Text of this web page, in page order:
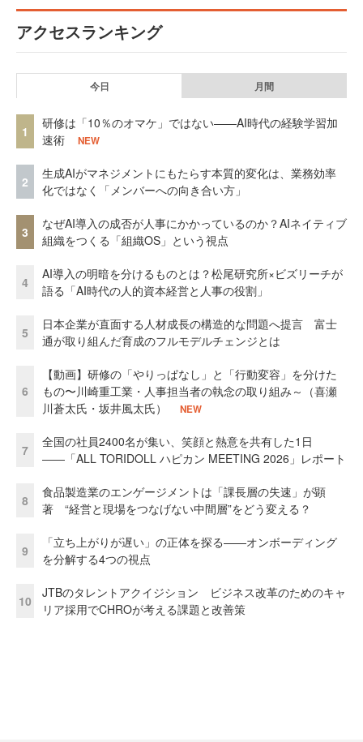
アクセスランキング
今日 月間
1
研修は「10％のオマケ」ではない——AI時代の経験学習加
速術
NEW
2
生成AIがマネジメントにもたらす本質的変化は、業務効率
化ではなく「メンバーへの向き合い方」
3
なぜAI導入の成否が人事にかかっているのか？AIネイティブ
組織をつくる「組織OS」という視点
4
AI導入の明暗を分けるものとは？松尾研究所×ビズリーチが
語る「AI時代の人的資本経営と人事の役割」
5
日本企業が直面する人材成長の構造的な問題へ提言 富士
通が取り組んだ育成のフルモデルチェンジとは
6
【動画】研修の「やりっぱなし」と「行動変容」を分けた
もの〜川崎重工業・人事担当者の執念の取り組み～（喜瀬
川蒼太氏・坂井風太氏）
NEW
7
全国の社員2400名が集い、笑顔と熱意を共有した1日
――「ALL TORIDOLL ハピカン MEETING 2026」レポート
8
食品製造業のエンゲージメントは「課長層の失速」が顕
著 “経営と現場をつなげない中間層”をどう変える？
9
「立ち上がりが遅い」の正体を探る——オンボーディング
を分解する4つの視点
10
JTBのタレントアクイジション ビジネス改革のためのキャ
リア採用でCHROが考える課題と改善策